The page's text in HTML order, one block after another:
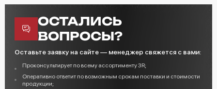
ОСТАЛИСЬ
ВОПРОСЫ?
Оставьте заявку на сайте — менеджер свяжется с вами:
Проконсультирует по всему ассортименту 3R;
Оперативно ответит по возможным срокам поставки и стоимости
продукции;